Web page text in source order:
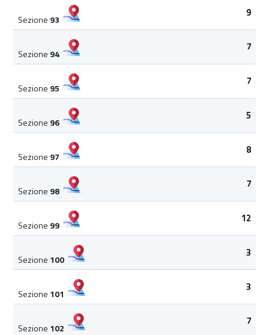
Sezione 93
9
Sezione 94
7
Sezione 95
7
Sezione 96
5
Sezione 97
8
Sezione 98
7
Sezione 99
12
Sezione 100
3
Sezione 101
3
Sezione 102
7